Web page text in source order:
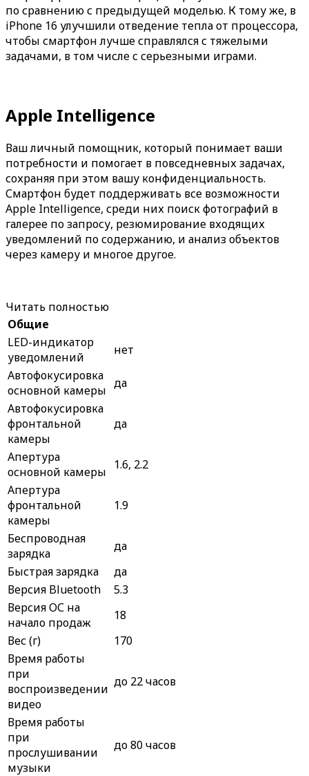
по сравнению с предыдущей моделью. К тому же, в
iPhone 16 улучшили отведение тепла от процессора,
чтобы смартфон лучше справлялся с тяжелыми
задачами, в том числе с серьезными играми.
Apple Intelligence
Ваш личный помощник, который понимает ваши
потребности и помогает в повседневных задачах,
сохраняя при этом вашу конфиденциальность.
Смартфон будет поддерживать все возможности
Apple Intelligence, среди них поиск фотографий в
галерее по запросу, резюмирование входящих
уведомлений по содержанию, и анализ объектов
через камеру и многое другое.
Читать полностью
Общие
LED-индикатор
уведомлений
нет
Автофокусировка
основной камеры да
Автофокусировка
фронтальной
камеры
да
Апертура
основной камеры
1.6, 2.2
Апертура
фронтальной
камеры
1.9
Беспроводная
зарядка
да
Быстрая зарядка
да
Версия Bluetooth
5.3
Версия ОС на
начало продаж
18
Вес (г)
170
Время работы
при
воспроизведении
видео
до 22 часов
Время работы
при
прослушивании
музыки
до 80 часов